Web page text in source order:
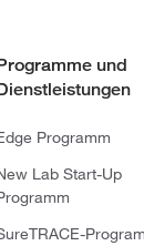
und
Programm
Lab Start-Up